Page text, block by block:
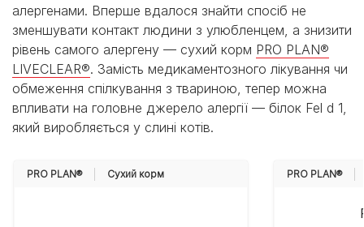
алергенами. Вперше вдалося знайти спосіб не
зменшувати контакт людини з улюбленцем, а знизити
рівень самого алергену — сухий корм PRO PLAN®
LIVECLEAR®. Замість медикаментозного лікування чи
обмеження спілкування з твариною, тепер можна
впливати на головне джерело алергії — білок Fel d 1,
який виробляється у слині котів.
PRO PLAN® Cухий корм PRO PLAN®